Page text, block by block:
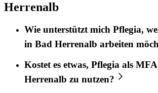
Herrenalb
Wie unterstützt mich Pflegia,
in Bad Herrenalb arbeiten
Kostet es etwas, Pflegia als MFA
Herrenalb zu nutzen?